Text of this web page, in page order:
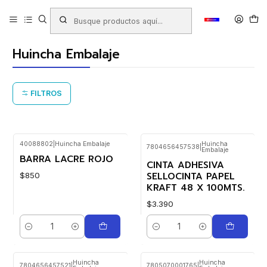
Productos LIBRERIA Cintas Adhesivas - Scotch
Huincha Embalaje
Huincha Embalaje
FILTROS
40088802 Huincha Embalaje
BARRA LACRE ROJO
$850
Cantidad
7804656457538 Huincha
Embalaje
CINTA ADHESIVA
SELLOCINTA PAPEL
KRAFT 48 X 100MTS.
$3.390
Cantidad
7804656457521 Huincha 7805070001765 Huincha